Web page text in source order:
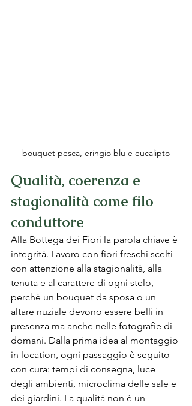
bouquet pesca, eringio blu e eucalipto
Qualità, coerenza e
stagionalità come filo
conduttore
Alla Bottega dei Fiori la parola chiave è
integrità. Lavoro con fiori freschi scelti
con attenzione alla stagionalità, alla
tenuta e al carattere di ogni stelo,
perché un bouquet da sposa o un
altare nuziale devono essere belli in
presenza ma anche nelle fotografie di
domani. Dalla prima idea al montaggio
in location, ogni passaggio è seguito
con cura: tempi di consegna, luce
degli ambienti, microclima delle sale e
dei giardini. La qualità non è un